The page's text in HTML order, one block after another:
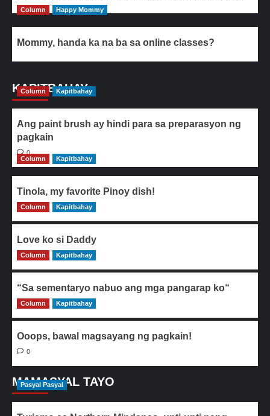
Column Happy Mommy
Mommy, handa ka na ba sa online classes?
KAPITBAHAY
Column Kapitbahay
Ang paint brush ay hindi para sa preparasyon ng
pagkain
0
Column
Kapitbahay
Tinola, my favorite Pinoy dish!
0
Column Kapitbahay
Love ko si Daddy
0
Column Kapitbahay
“Sa sementaryo nabuo ang mga pangarap ko“
0
Column Kapitbahay
Ooops, bawal magsayang ng pagkain!
0
MAMASYAL TAYO
Pasyal Pasyal